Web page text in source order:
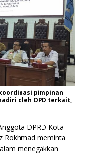
pimpinan
oleh OPD terkait,
DPRD Kota
Rokhmad meminta
menegakkan